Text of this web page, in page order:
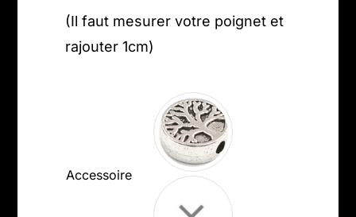
(Il faut mesurer votre poignet et
rajouter 1cm)
Accessoire